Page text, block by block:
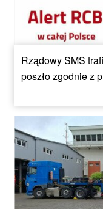
Rządowy SMS
poszło zgodnie z